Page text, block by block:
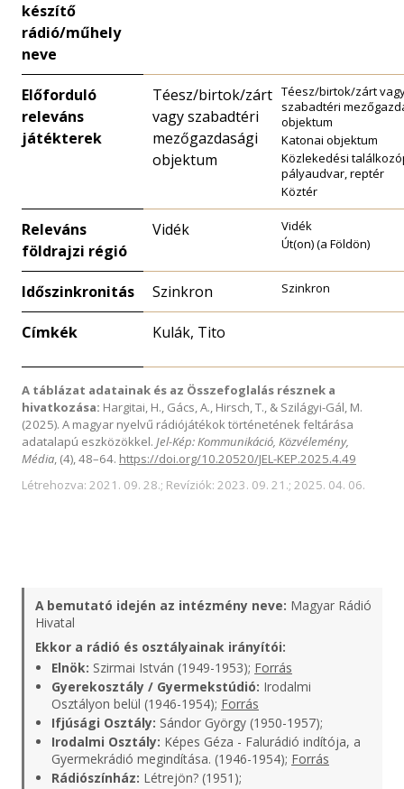
készítő
rádió/műhely
neve
Előforduló
releváns
játékterek
Téesz/birtok/zárt
vagy szabadtéri
mezőgazdasági
objektum
Téesz/birtok/zárt
szabadtéri
objektum
Katonai objektum
Közlekedési
pályaudvar, reptér
Köztér
Releváns
földrajzi régió
Vidék
Vidék
Út(on) (a Földön)
Időszinkronitás Szinkron Szinkron
Címkék Kulák, Tito
A táblázat adatainak és az Összefoglalás résznek a
hivatkozása: Hargitai, H., Gács, A., Hirsch, T., & Szilágyi-Gál, M.
(2025). A magyar nyelvű rádiójátékok történetének feltárása
adatalapú eszközökkel. Jel-Kép: Kommunikáció, Közvélemény,
Média, (4), 48–64. https://doi.org/10.20520/JEL-KEP.2025.4.49
Létrehozva: 2021. 09. 28.; Revíziók: 2023. 09. 21.; 2025. 04. 06.
A bemutató idején az intézmény neve: Magyar Rádió
Hivatal
Ekkor a rádió és osztályainak irányítói:
Elnök: Szirmai István (1949-1953); Forrás
Gyerekosztály / Gyermekstúdió: Irodalmi
Osztályon belül (1946-1954); Forrás
Ifjúsági Osztály: Sándor György (1950-1957);
Irodalmi Osztály: Képes Géza - Falurádió indítója, a
Gyermekrádió megindítása. (1946-1954); Forrás
Rádiószínház: Létrejön? (1951);